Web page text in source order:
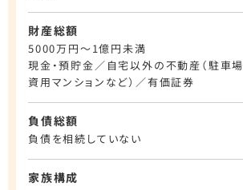
財産総額
5000万円～1億円未満
現金・預貯金／自宅以外の不動産（駐車場
資用マンションなど）／有価証券
負債総額
負債を相続していない
家族構成